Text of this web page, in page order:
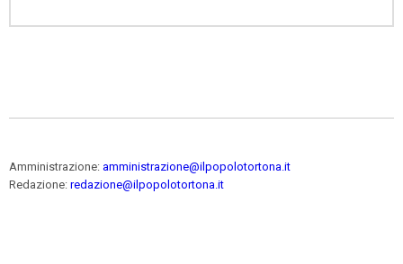
Amministrazione: amministrazione@ilpopolotortona.it
Redazione: redazione@ilpopolotortona.it